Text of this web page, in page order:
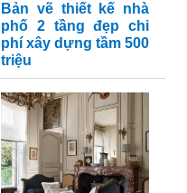
Bản vẽ thiết kế nhà
phố 2 tầng đẹp chi
phí xây dựng tầm 500
triệu